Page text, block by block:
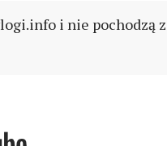
i nie pochodzą